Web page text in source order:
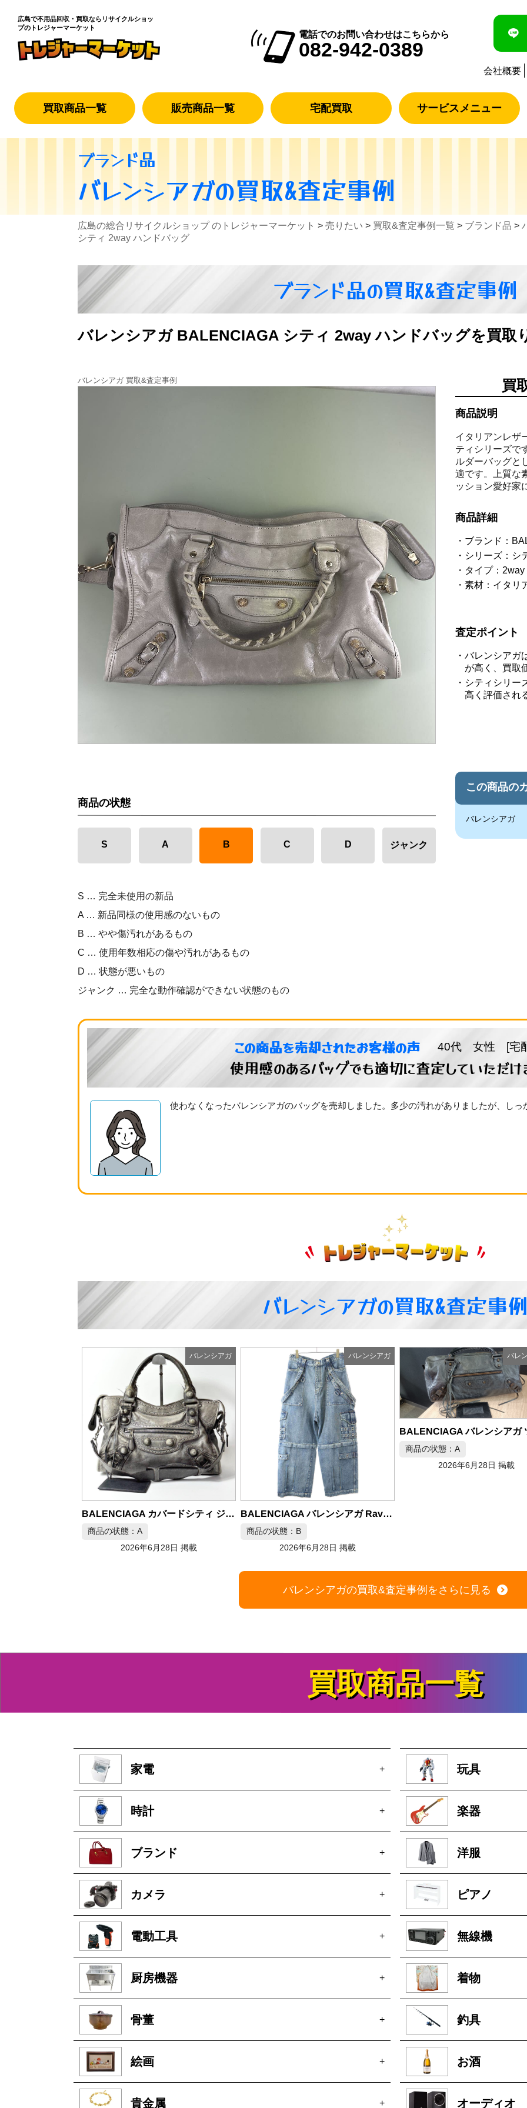
広島で不用品回収・買取なら リサイクルショッ
プのトレジャーマーケット
電話でのお問い合わせはこちらから
082-942-0389
会社概要
買取商品一覧 販売商品一覧 宅配買取 サービスメニュー
ブランド品
バレンシアガの買取&査定事例
広島の総合リサイクルショップ のトレジャーマーケット > 売りたい > 買取&査定事例一覧 > ブランド品 >
シティ 2way ハンドバッグ
ブランド品の買取&査定事例
バレンシアガ BALENCIAGA シティ 2way ハンドバッグを買取
買
商品説明
イタリアンレザ
ティシリーズで
ルダーバッグと
適です。上質な
ッション愛好家
商品詳細
ブランド：
シリーズ：シ
タイプ：
素材：イタリ
査定ポイント
バレンシアガ
が高く、買取
シティシリー
高く評価され
この商品の
バレンシアガ
バレンシアガ 買取&査定事例
商品の状態
S A B C D ジャンク
S … 完全未使用の新品
A … 新品同様の使用感のないもの
B … やや傷汚れがあるもの
C … 使用年数相応の傷や汚れがあるもの
D … 状態が悪いもの
ジャンク … 完全な動作確認ができない状態のもの
この商品を売却されたお客様の声 40代 女性 [宅
使用感のあるバッグでも適切に査定していただけ
使わなくなったバレンシアガのバッグを売却しました。多少の汚れがありましたが、し
バレンシアガの買取&査定事
バレンシアガ
BALENCIAGA カバードシティ ジャイアント ショルダーバッグ グレー
商品の状態：A
2026年6月28日 掲載
バレンシアガ
BALENCIAGA バレンシアガ Raver Baggy Pants デニムパンツ
商品の状態：B
2026年6月28日 掲載
バレ
商品の状態：A
2026年6月28日 掲載
バレンシアガの買取&査定事例をさらに見る
買取商品一覧
家電 +
時計 +
ブランド +
カメラ +
電動工具 +
厨房機器 +
骨董 +
絵画 +
貴金属 +
玩具
楽器
洋服
ピアノ
無線機
着物
釣具
お酒
オーディオ